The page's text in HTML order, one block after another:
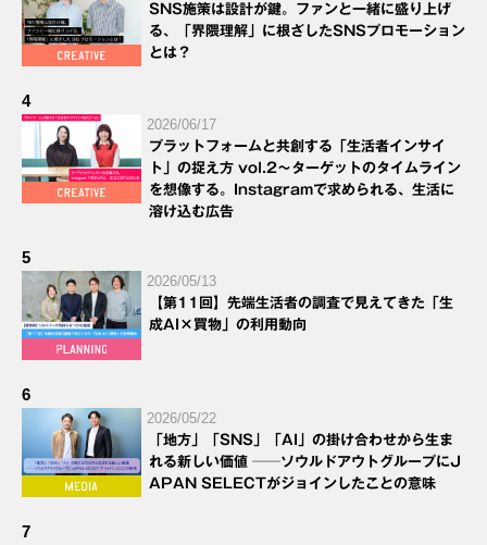
SNS施策は設計が鍵。ファンと一緒に盛り上げ
る、「界隈理解」に根ざしたSNSプロモーション
とは？
4
2026/06/17
プラットフォームと共創する「生活者インサイ
ト」の捉え方 vol.2～ターゲットのタイムライン
を想像する。Instagramで求められる、生活に
溶け込む広告
5
2026/05/13
【第11回】先端生活者の調査で見えてきた「生
成AI×買物」の利用動向
6
2026/05/22
「地方」「SNS」「AI」の掛け合わせから生ま
れる新しい価値 ──ソウルドアウトグループにJ
APAN SELECTがジョインしたことの意味
7